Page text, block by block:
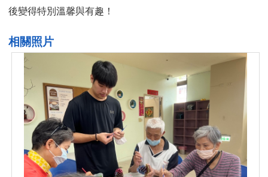
後變得特別溫馨與有趣！
相關照片